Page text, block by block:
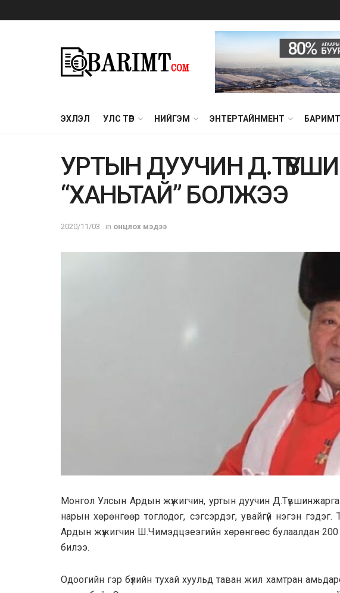
ЭХЛЭЛ УЛС ТӨР НИЙГЭМ ЭНТЕРТАЙНМЕНТ БАРИМТ
УРТЫН ДУУЧИН
“ХАНЬТАЙ” БОЛЖЭЭ
2020/11/03 in онцлох мэдээ
Монгол Улсын Ардын жүжигчин, уртын дуучин
нарын хөрөнгөөр тоглодог, сэгсэрдэг, увайгүй нэгэн гэдэг.
Ардын жүжигчин Ш.Чимэдцэеэгийн хөрөнгөөс булаалдан 200
билээ.
Одоогийн гэр бүлийн тухай хуульд таван жил хамтран